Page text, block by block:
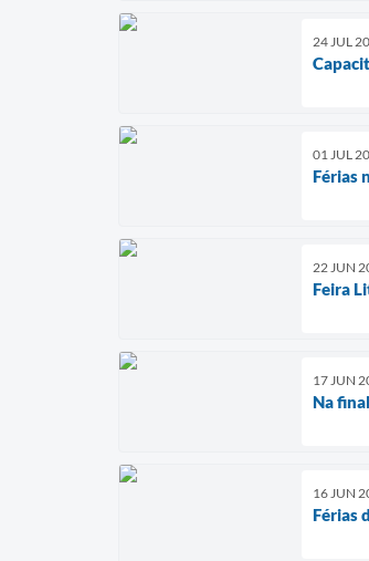
24 JUL
01 JUL
Férias
22 JUN
Feira
17 JUN
Na
16 JUN
Férias